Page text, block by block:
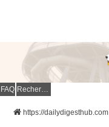
FAQ Rechercher
https://dailydigesthub.com